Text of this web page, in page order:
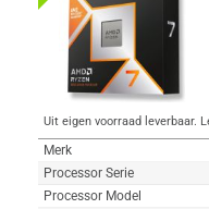
Uit eigen voorraad leverbaar.
Merk
Processor Serie
Processor Model